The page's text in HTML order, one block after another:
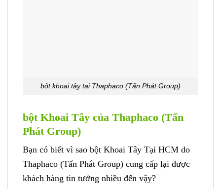
bột khoai tây tại Thaphaco (Tấn Phát Group)
bột Khoai Tây của Thaphaco (Tấn
Phát Group)
Bạn có biết vì sao bột Khoai Tây Tại HCM do
Thaphaco (Tấn Phát Group) cung cấp lại được
khách hàng tin tưởng nhiều đến vậy?